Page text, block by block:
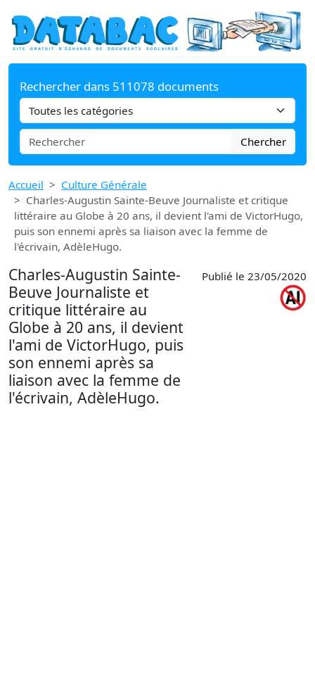
Rechercher dans 511078 documents
Chercher
Accueil
Culture Générale
Charles-Augustin Sainte-Beuve Journaliste et critique
littéraire au Globe à 20 ans, il devient l'ami de VictorHugo,
puis son ennemi après sa liaison avec la femme de
l'écrivain, AdèleHugo.
Charles-Augustin Sainte-
Beuve Journaliste et
critique littéraire au
Globe à 20 ans, il devient
l'ami de VictorHugo, puis
son ennemi après sa
liaison avec la femme de
l'écrivain, AdèleHugo.
Publié le 23/05/2020